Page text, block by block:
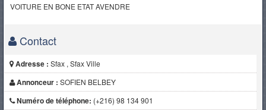
VOITURE EN BONE ETAT AVENDRE
Contact
Adresse : Sfax , Sfax Ville
Annonceur : SOFIEN BELBEY
Numéro de téléphone: (+216) 98 134 901